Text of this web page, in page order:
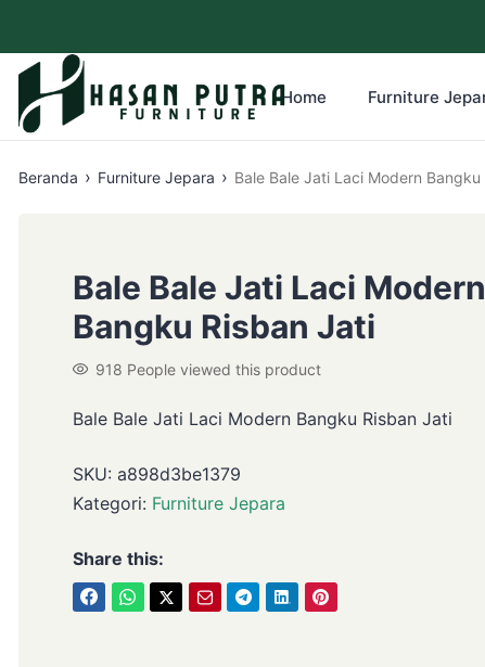
Home Furniture
Beranda › Furniture Jepara › Bale Bale Jati Laci Modern
Bale Bale Jati Laci Modern
Bangku Risban Jati
918 People viewed this product
Bale Bale Jati Laci Modern Bangku Risban Jati
SKU: a898d3be1379
Kategori: Furniture Jepara
Share this: